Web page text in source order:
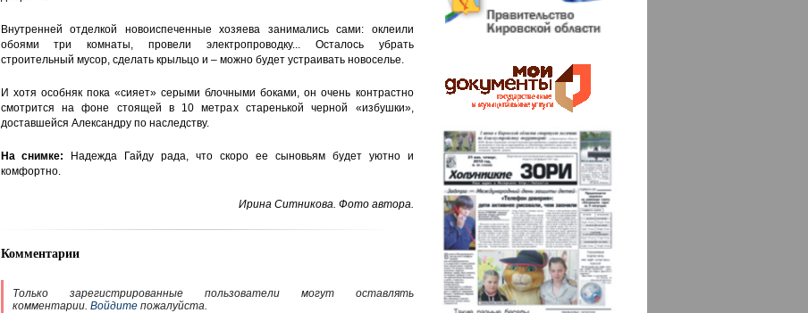
Внутренней отделкой новоиспеченные хозяева занимались сами: оклеили
обоями три комнаты, провели электропроводку... Осталось убрать
строительный мусор, сделать крыльцо и – можно будет устраивать новоселье.
И хотя особняк пока «сияет» серыми блочными боками, он очень контрастно
смотрится на фоне стоящей в 10 метрах старенькой черной «избушки»,
доставшейся Александру по наследству.
На снимке:
Надежда Гайду рада, что скоро ее сыновьям будет уютно и
комфортно.
Ирина Ситникова. Фото автора.
Комментарии
Только зарегистрированные пользователи могут оставлять
комментарии. Войдитепожалуйста.